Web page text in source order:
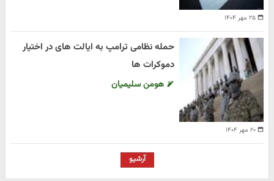
۲۵ مهر ۱۴۰۴
۲۰ مهر ۱۴۰۴
حمله نظامی ترامپ به ایالت های در اختیار
دموکرات ها
هومن سلیمیان
آرشیو